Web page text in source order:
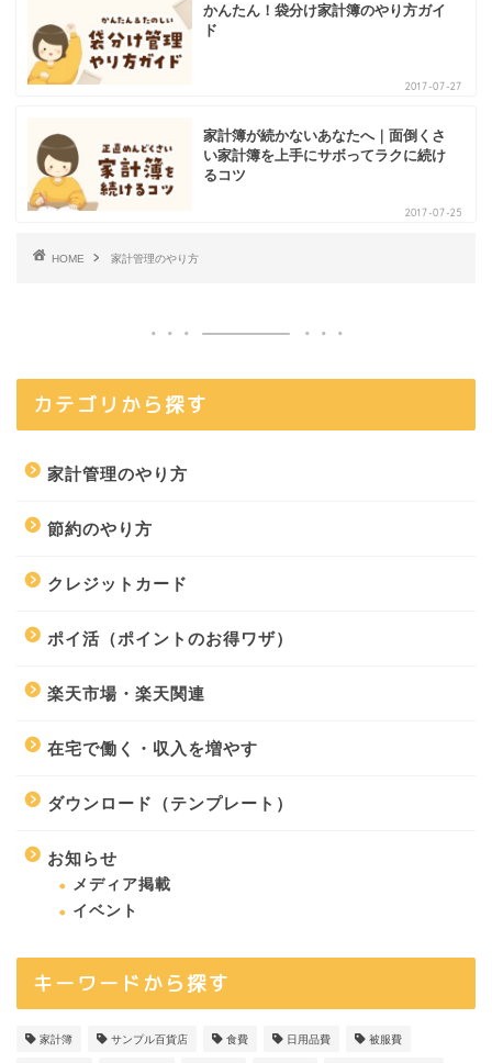
かんたん！袋分け家計簿のやり方ガイ
ド
2017-07-27
家計簿が続かないあなたへ｜面倒くさ
い家計簿を上手にサボってラクに続け
るコツ
2017-07-25
HOME 家計管理のやり方
カテゴリから探す
家計管理のやり方
節約のやり方
クレジットカード
ポイ活（ポイントのお得ワザ）
楽天市場・楽天関連
在宅で働く・収入を増やす
ダウンロード（テンプレート）
お知らせ
メディア掲載
イベント
キーワードから探す
家計簿 サンプル百貨店 食費 日用品費 被服費